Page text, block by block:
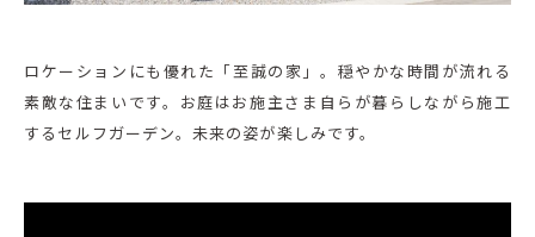
ロケーションにも優れた「至誠の家」。穏やかな時間が流れる
素敵な住まいです。お庭はお施主さま自らが暮らしながら施工
するセルフガーデン。未来の姿が楽しみです。